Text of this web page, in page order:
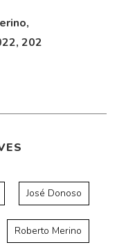
202
José Donoso
Roberto Merino